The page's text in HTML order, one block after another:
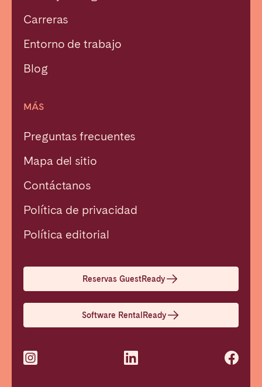
Carreras
Entorno de trabajo
Blog
MÁS
Preguntas frecuentes
Mapa del sitio
Contáctanos
Política de privacidad
Política editorial
Reservas GuestReady
Software RentalReady
Seleccionar idioma
Français